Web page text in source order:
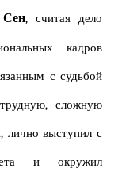
, считая дело
кадров
с судьбой
сложную
лично выступил с
и окружил